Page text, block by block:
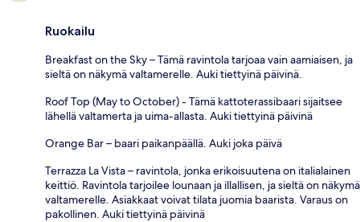
Ruokailu
Breakfast on the Sky – Tämä ravintola tarjoaa vain aamiaisen, ja
sieltä on näkymä valtamerelle. Auki tiettyinä päivinä.
Roof Top (May to October) - Tämä kattoterassibaari sijaitsee
lähellä valtamerta ja uima-allasta. Auki tiettyinä päivinä
Orange Bar – baari paikanpäällä. Auki joka päivä
Terrazza La Vista – ravintola, jonka erikoisuutena on italialainen
keittiö. Ravintola tarjoilee lounaan ja illallisen, ja sieltä on näkymä
valtamerelle. Asiakkaat voivat tilata juomia baarista. Varaus on
pakollinen. Auki tiettyinä päivinä